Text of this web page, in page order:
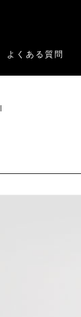
よくある質問